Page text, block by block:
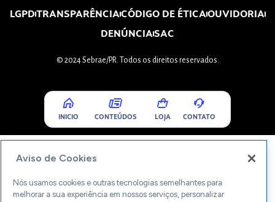
LGPDTRANSPARÊNCIACÓDIGO DE ÉTICAOUVIDORIA
DENÚNCIASAC
© 2024 Sebrae/PR. Todos os direitos reservados.
INICIO CONTEÚDOS LOJA CONTATO
Aviso de Cookies
Nós usamos cookies e outras tecnologias semelhantes para
melhorar a sua experiência em nossos serviços, personalizar